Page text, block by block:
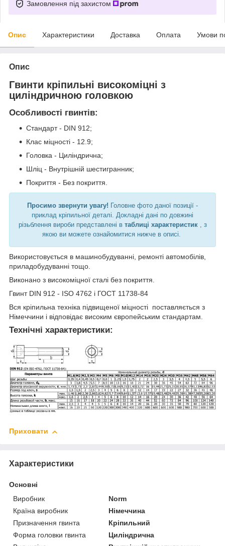
Замовлення під захистом
Опис Характеристики Доставка Оплата Умови
Опис
Гвинти кріпильні високоміцні з
циліндричною головкою
Особливості гвинтів:
Стандарт - DIN 912;
Клас міцності - 12.9;
Головка - Циліндрична;
Шліц - Внутрішній шестигранник;
Покриття - Без покриття.
Просимо звернути увагу! Головне фото даної позиції -
приклад кріпильної деталі. Докладні дані по довжині
різьблення вироби представлені в таблиці характеристик , з
якою ви можете ознайомитися нижче в описі.
Використовується в машинобудуванні, ремонті автомобілів,
приладобудуванні тощо.
Виконано з високоміцної сталі без покриття.
Гвинт DIN 912 - ISO 4762 і ГОСТ 11738-84
Вся кріпильна техніка підвищеної міцності поставляється з
Німеччини і відповідає високим європейським стандартам.
Технічні характеристики:
Приховати
Характеристики
Основні
Виробник
Norm
Країна виробник
Німеччина
Призначення гвинта
Кріпильний
Форма головки гвинта
Циліндрична